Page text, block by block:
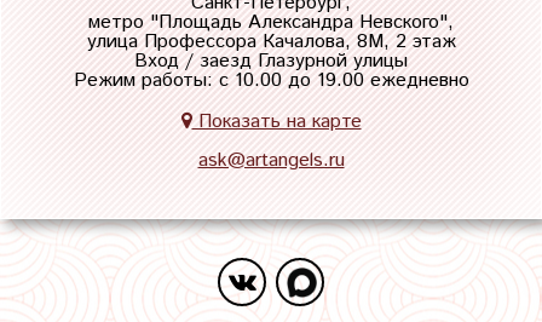
метро "Площадь Александра Невского",
улица Профессора Качалова, 8М, 2 этаж
Вход / заезд Глазурной улицы
Режим работы: с 10.00 до 19.00 ежедневно
Показать на карте
ask@artangels.ru